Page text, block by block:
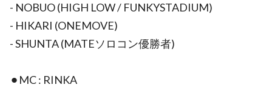
- NOBUO (HIGH LOW / FUNKYSTADIUM)
- HIKARI (ONEMOVE)
- SHUNTA (MATEソロコン優勝者)
⚫︎MC : RINKA